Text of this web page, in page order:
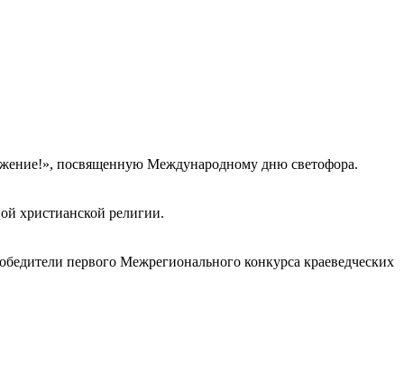
посвященную Международному дню светофора.
христианской религии.
первого Межрегионального конкурса краеведческих